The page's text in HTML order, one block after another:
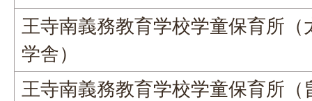
王寺南義務教育学校学童保育所（
学舎）
王寺南義務教育学校学童保育所（